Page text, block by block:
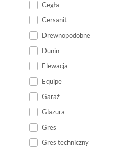
Cegła
Cersanit
Drewnopodobne
Dunin
Elewacja
Equipe
Garaż
Glazura
Gres
Gres techniczny